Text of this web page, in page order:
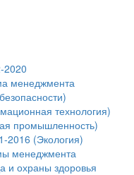
2020
менеджмента
технология)
промышленность)
(Экология)
менеджмента
и охраны здоровья